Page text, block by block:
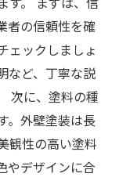
者の信頼性を確
ェックしましょ
など、丁寧な説
次に、塗料の種
。外壁塗装は長
観性の高い塗料
やデザインに合